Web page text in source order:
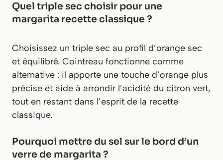
Quel triple sec choisir pour une
margarita recette classique ?
Choisissez un triple sec au profil d’orange sec
et équilibré. Cointreau fonctionne comme
alternative : il apporte une touche d’orange plus
précise et aide à arrondir l’acidité du citron vert,
tout en restant dans l’esprit de la recette
classique.
Pourquoi mettre du sel sur le bord d’un
verre de margarita ?